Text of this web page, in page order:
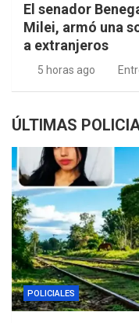
El senador
Milei, armó una
a extranjeros
5 horas ago
ÚLTIMAS
POLICIALES